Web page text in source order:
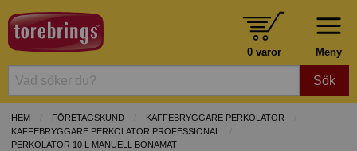
Meny
0 varor
Sök
HEM FÖRETAGSKUND
KAFFEBRYGGARE PERKOLATOR
KAFFEBRYGGARE PERKOLATOR PROFESSIONAL
PERKOLATOR 10 L MANUELL BONAMAT